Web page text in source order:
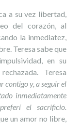
a su vez libertad,
del corazón, al
la inmediatez,
Teresa sabe que
en su
Teresa
contigo y, a seguir el
inmediatamente
el sacrificio.
un amor no libre,